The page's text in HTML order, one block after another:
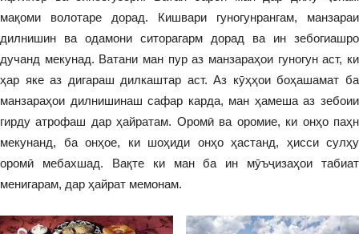
мақоми волотаре дорад. Кишвари гуногунрангам, манзараи
дилнишин ва одамони ситорагарм дорад ва ин зебогиашро
дучанд мекунад. Ватани ман пур аз манзараҳои гуногун аст, ки
ҳар яке аз дигараш дилкаштар аст. Аз кӯҳҳои боҳашамат ба
манзараҳои дилнишинаш сафар карда, ман ҳамеша аз зебоии
гирду атрофаш дар ҳайратам. Оромӣ ва оромие, ки онҳо паҳн
мекунанд, ба онҳое, ки шоҳиди онҳо ҳастанд, ҳисси сулҳу
оромӣ мебахшад. Вақте ки ман ба ин мӯъҷизаҳои табиат
менигарам, дар ҳайрат мемонам.